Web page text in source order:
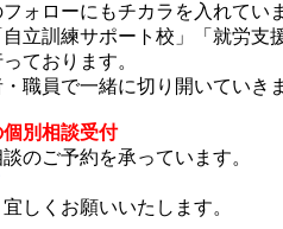
ォローにもチカラを入れてい
立訓練サポート校」「就労支
ております。
職員で一緒に切り開いていき
別相談受付
のご予約を承っています。
しくお願いいたします。